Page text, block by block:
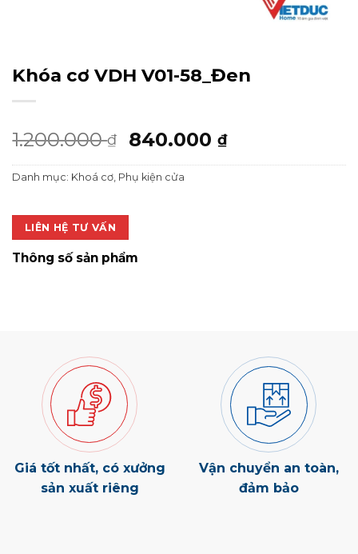
Khóa cơ VDH V01-58_Đen
1.200.000₫
Giá
gốc
là:
840.000 ₫Giá
hiện
Danh mục: Khoá cơ, Phụ kiện cửa
LIÊN HỆ TƯ VẤN
Thông số sản phẩm
Giá tốt nhất, có xưởng
sản xuất riêng
Vận chuyển an toàn,
đảm bảo